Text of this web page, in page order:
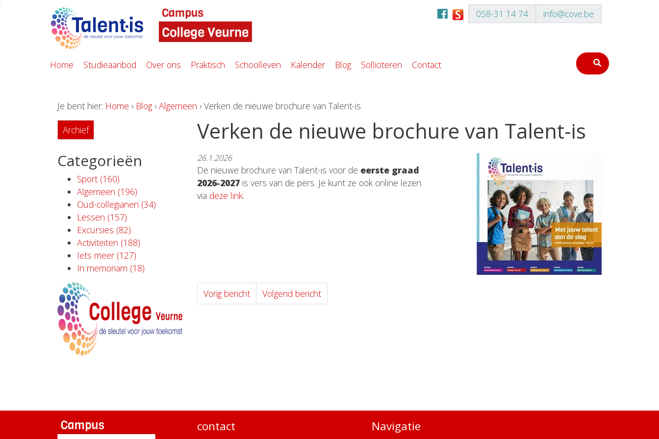
058-31 14 74 info@cove.be
Home Studieaanbod Over ons Praktisch Schoolleven Kalender Blog Solliciteren Contact
Je bent hier: Home › Blog › Algemeen › Verken de nieuwe brochure van Talent-is
Archief
Categorieën
Sport (160)
Algemeen (196)
Oud-collegianen (34)
Lessen (157)
Excursies (82)
Activiteiten (188)
Iets meer (127)
In memoriam (18)
Verken de nieuwe brochure van Talent-is
26.1.2026
De nieuwe brochure van Talent-is voor de eerste graad
2026-2027 is vers van de pers. Je kunt ze ook online lezen
via deze link.
Vorig bericht Volgend bericht
contact Navigatie